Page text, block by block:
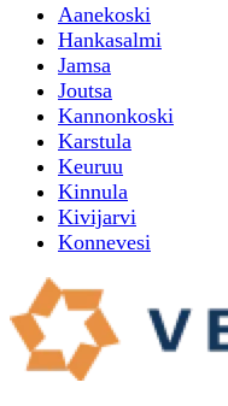
Aanekoski
Hankasalmi
Jamsa
Joutsa
Kannonkoski
Karstula
Keuruu
Kinnula
Kivijarvi
Konnevesi